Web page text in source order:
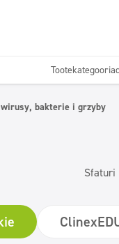
bakterie i grzyby
Sfaturi